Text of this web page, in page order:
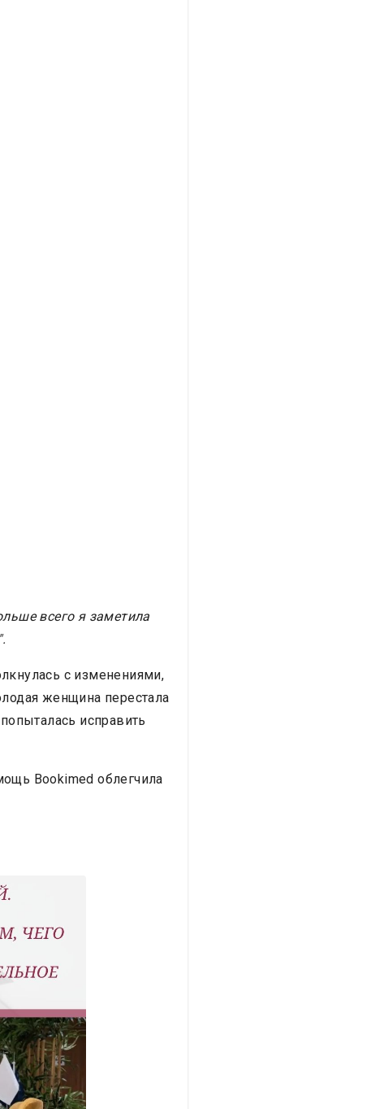
всего я заметила
с изменениями,
женщина перестала
исправить
Bookimed облегчила